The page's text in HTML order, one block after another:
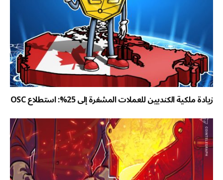
زيادة ملكية الكنديين للعملات المشفرة إلى 25%: استطلاع OSC